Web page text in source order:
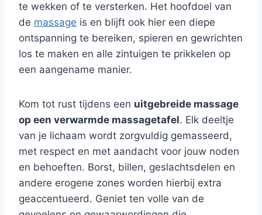
te wekken of te versterken. Het hoofdoel van
de massage is en blijft ook hier een diepe
ontspanning te bereiken, spieren en gewrichten
los te maken en alle zintuigen te prikkelen op
een aangename manier.
Kom tot rust tijdens een uitgebreide massage
op een verwarmde massagetafel. Elk deeltje
van je lichaam wordt zorgvuldig gemasseerd,
met respect en met aandacht voor jouw noden
en behoeften. Borst, billen, geslachtsdelen en
andere erogene zones worden hierbij extra
geaccentueerd. Geniet ten volle van de